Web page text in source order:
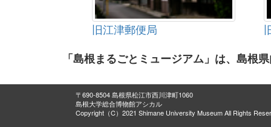
旧江津郵便局
「島根まるごとミュージアム」は、島根
〒690-8504 島根県松江市西川津町1060
島根大学総合博物館アシカル
Copyright（C）2021 Shimane University Museum All Rights